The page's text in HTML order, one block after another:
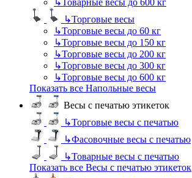
↳Торговые весы
↳Торговые весы до 60 кг
↳Торговые весы до 150 кг
↳Торговые весы до 200 кг
↳Торговые весы до 300 кг
↳Торговые весы до 600 кг
Показать все Напольные весы
Весы с печатью этикеток
↳Торговые весы с печатью
↳Фасовочные весы с печатью
↳Товарные весы с печатью
Показать все Весы с печатью этикеток